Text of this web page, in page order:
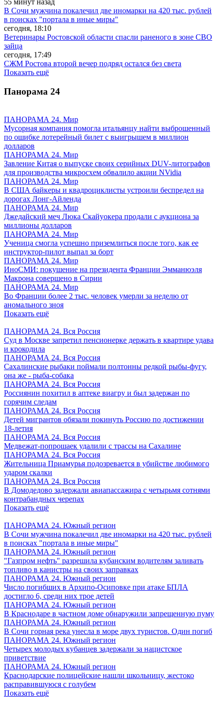
55 минут назад
В Сочи мужчина покалечил две иномарки на 420 тыс. рублей
в поисках "портала в иные миры"
сегодня, 18:10
Ветеринары Ростовской области спасли раненого в зоне СВО
зайца
сегодня, 17:49
СЖМ Ростова второй вечер подряд остался без света
Показать ещё
Панорама 24
ПАНОРАМА 24. Мир
Мусорная компания помогла итальянцу найти выброшенный
по ошибке лотерейный билет с выигрышем в миллион
долларов
ПАНОРАМА 24. Мир
Завление Китая о выпуске своих серийных DUV-литографов
для производства микросхем обвалило акции NVidia
ПАНОРАМА 24. Мир
В США байкеры и квадроциклисты устроили беспредел на
дорогах Лонг-Айленда
ПАНОРАМА 24. Мир
Джедайский меч Люка Скайуокера продали с аукциона за
миллионы долларов
ПАНОРАМА 24. Мир
Ученица смогла успешно приземлиться после того, как ее
инструктор-пилот выпал за борт
ПАНОРАМА 24. Мир
ИноСМИ: покушение на президента Франции Эмманюэля
Макрона совершено в Сирии
ПАНОРАМА 24. Мир
Во Франции более 2 тыс. человек умерли за неделю от
аномального зноя
Показать ещё
ПАНОРАМА 24. Вся Россия
Суд в Москве запретил пенсионерке держать в квартире удава
и крокодила
ПАНОРАМА 24. Вся Россия
Сахалинские рыбаки поймали полтонны редкой рыбы-фугу,
она же - рыба-собака
ПАНОРАМА 24. Вся Россия
Россиянин похитил в аптеке виагру и был задержан по
горячим следам
ПАНОРАМА 24. Вся Россия
Детей мигрантов обязали покинуть Россию по достижении
18-летия
ПАНОРАМА 24. Вся Россия
Медвежат-попрошаек удалили с трассы на Сахалине
ПАНОРАМА 24. Вся Россия
Жительница Приамурья подозревается в убийстве любимого
ударом скалки
ПАНОРАМА 24. Вся Россия
В Домодедово задержали авиапассажира с четырьмя сотнями
контрабандных черепах
Показать ещё
ПАНОРАМА 24. Южный регион
В Сочи мужчина покалечил две иномарки на 420 тыс. рублей
в поисках "портала в иные миры"
ПАНОРАМА 24. Южный регион
"Газпром нефть" разрешила кубанским водителям заливать
топливо в канистры на своих заправках
ПАНОРАМА 24. Южный регион
Число погибших в Архипо-Осиповке при атаке БПЛА
достигло 6, среди них трое детей
ПАНОРАМА 24. Южный регион
В Краснодаре в частном доме обнаружили запрещенную пуму
ПАНОРАМА 24. Южный регион
В Сочи горная река унесла в море двух туристов. Один погиб
ПАНОРАМА 24. Южный регион
Четырех молодых кубанцев задержали за нацистское
приветствие
ПАНОРАМА 24. Южный регион
Краснодарские полицейские нашли школьницу, жестоко
расправившуюся с голубем
Показать ещё